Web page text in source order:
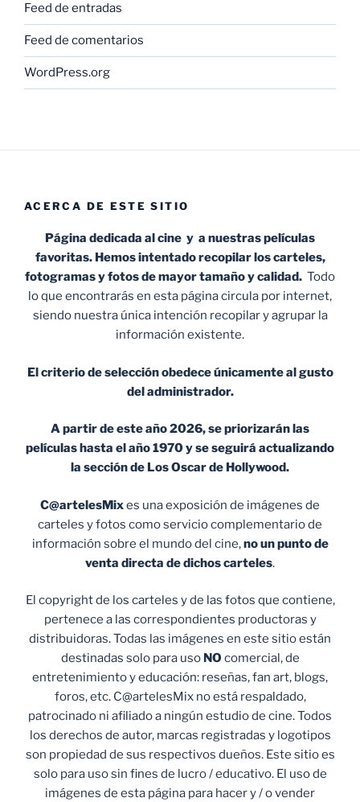
Feed de entradas
Feed de comentarios
WordPress.org
ACERCA DE ESTE SITIO
Página dedicada al cine y a nuestras películas
favoritas. Hemos intentado recopilar los carteles,
fotogramas y fotos de mayor tamaño y calidad. Todo
lo que encontrarás en esta página circula por internet,
siendo nuestra única intención recopilar y agrupar la
información existente.
El criterio de selección obedece únicamente al gusto
del administrador.
A partir de este año 2026, se priorizarán las
películas hasta el año 1970 y se seguirá actualizando
la sección de Los Oscar de Hollywood.
C@artelesMixes una exposición de imágenes de
carteles y fotos como servicio complementario de
información sobre el mundo del cine,no un punto de
venta directa de dichos carteles.
El copyright de los carteles y de las fotos que contiene,
pertenece a las correspondientes productoras y
distribuidoras. Todas las imágenes en este sitio están
destinadas solo para uso NO comercial, de
entretenimiento y educación: reseñas, fan art, blogs,
foros, etc. C@artelesMix no está respaldado,
patrocinado ni afiliado a ningún estudio de cine. Todos
los derechos de autor, marcas registradas y logotipos
son propiedad de sus respectivos dueños. Este sitio es
solo para uso sin fines de lucro / educativo. El uso de
imágenes de esta página para hacer y / o vender